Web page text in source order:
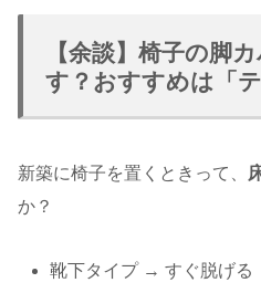
【余談】椅子の脚
す？おすすめは「
新築に椅子を置くときって、
か？
靴下タイプ → すぐ脱げる